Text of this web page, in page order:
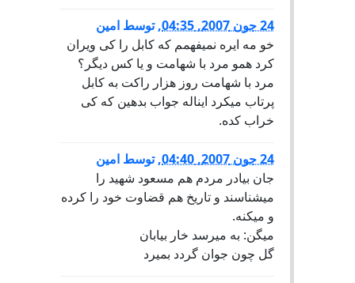
24 جون 2007, 04:35 ,توسط امین
خو مه ایره نمیفهمم که کابل را کی ویران
کرد همو مرد با شهامت و یا کس دیگر؟
مرد با شهامت روز هزار راکت به کابل
پرتاب میکرد ایناله جواب بدهین که کی
خراب کده.
24 جون 2007, 04:40 ,توسط امین
جان بیادر مردم هم مسعود شهید را
میشناسند و تاریخ هم قضاوت خود را کرده
و میکنه.
میگن: به میرسد خار بیابان
گل چون جوان گردد بمیرد